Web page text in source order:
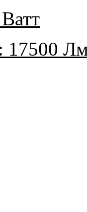
17500